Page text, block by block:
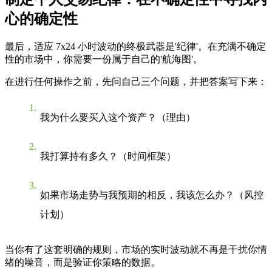
心的确定性
最后，适应 7x24 小时波动的终极武器是'纪律'。在充满不确定
性的市场中，你需要一份属于自己的'航海图'。
在进行任何操作之前，先问自己三个问题，并把答案写下来：
我为什么要买入这个资产？（理由）
我打算持有多久？（时间框架）
如果市场走势与我预期的相反，我该怎么办？（风控
计划）
当你有了这套明确的规则，市场的实时波动就不再是干扰你情
绪的噪音，而是验证你策略的数据。